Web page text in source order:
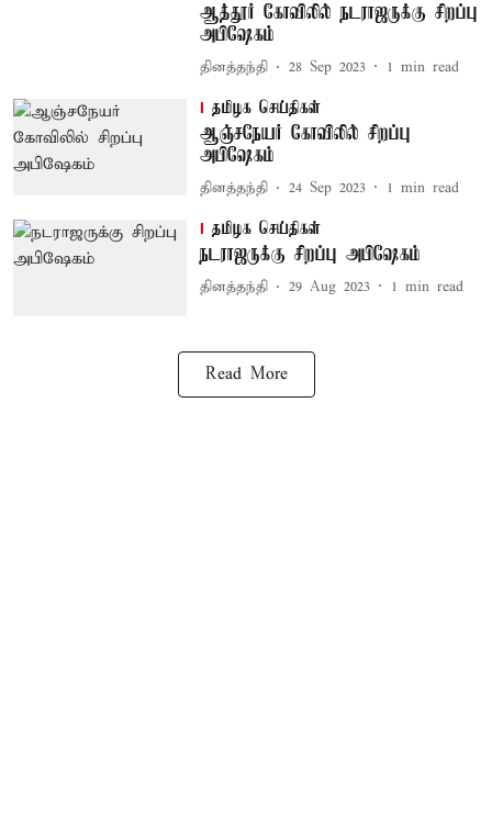
ஆத்தூர் கோவிலில் நடராஜருக்கு சிறப்பு
அபிஷேகம்
தினத்தந்தி 28 Sep 2023 1 min read
தமிழக செய்திகள்
ஆஞ்சநேயர் கோவிலில் சிறப்பு
அபிஷேகம்
தினத்தந்தி 24 Sep 2023 1 min read
தமிழக செய்திகள்
நடராஜருக்கு சிறப்பு அபிஷேகம்
தினத்தந்தி 29 Aug 2023 1 min read
Read More